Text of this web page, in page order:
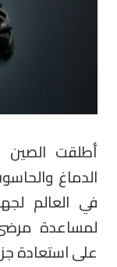
أطلقت
الدماغ
في العالم
لمساعدة
على استعادة